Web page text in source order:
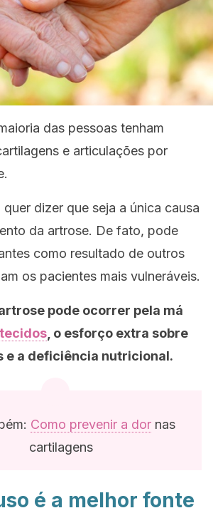
das pessoas tenham
e articulações por
quer dizer que seja a única causa
da artrose. De fato, pode
como resultado de outros
os pacientes mais vulneráveis.
pode ocorrer pela má
tecidos , o esforço extra sobre
e a deficiência nutricional.
Como prevenir a dornas
cartilagens
é a melhor fonte